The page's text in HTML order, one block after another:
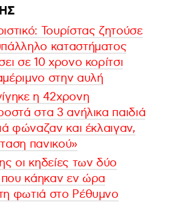
Τουρίστας ζητούσε
καταστήματος
σε 10 χρονο κορίτσι
στην αυλή
η 42χρονη
στα 3 ανήλικα παιδιά
φώναζαν και έκλαιγαν,
πανικού»
οι κηδείες των δύο
κάηκαν εν ώρα
φωτιά στο Ρέθυμνο